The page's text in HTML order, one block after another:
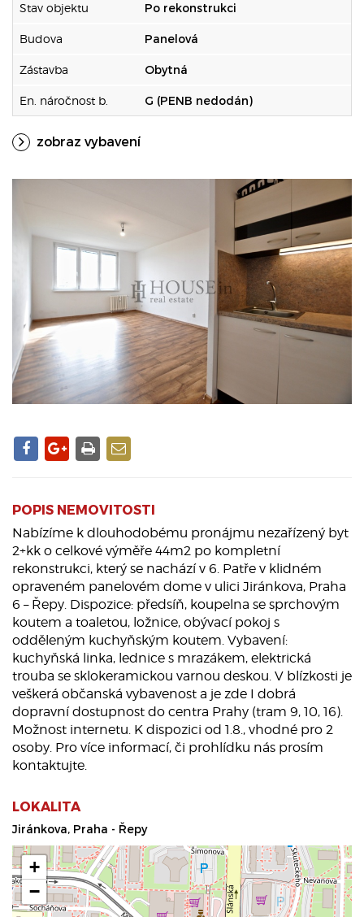
Stav objektu Po rekonstrukci
Budova Panelová
Zástavba Obytná
En. náročnost b. G (PENB nedodán)
zobraz vybavení
POPIS NEMOVITOSTI
Nabízíme k dlouhodobému pronájmu nezařízený byt
2+kk o celkové výměře 44m2 po kompletní
rekonstrukci, který se nachází v 6. Patře v klidném
opraveném panelovém dome v ulici Jiránkova, Praha
6 – Řepy. Dispozice: předsíň, koupelna se sprchovým
koutem a toaletou, ložnice, obývací pokoj s
odděleným kuchyňským koutem. Vybavení:
kuchyňská linka, lednice s mrazákem, elektrická
trouba se sklokeramickou varnou deskou. V blízkosti je
veškerá občanská vybavenost a je zde I dobrá
dopravní dostupnost do centra Prahy (tram 9, 10, 16).
Možnost internetu. K dispozici od 1.8., vhodné pro 2
osoby. Pro více informací, či prohlídku nás prosím
kontaktujte.
LOKALITA
Jiránkova, Praha - Řepy
+
−